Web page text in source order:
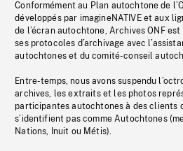
Conformément au Plan autochtone de
développés par imagineNATIVE et aux
de l’écran autochtone, Archives ONF
ses protocoles d’archivage avec
autochtones et du comité-conseil
Entre-temps, nous avons suspendu
archives, les extraits et les photos
participantes autochtones à des clients
s’identifient pas comme Autochtones
Nations, Inuit ou Métis).